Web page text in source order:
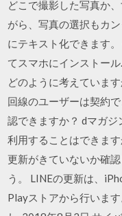
どこで撮影した写真か
がら、写真の選択もカ
にテキスト化できます
てスマホにインストー
どのように考えていま
回線のユーザーは契約
認できますか？ dマガ
利用することはできま
更新がきていないか確
う。 LINEの更新は、
Playストアから行いま